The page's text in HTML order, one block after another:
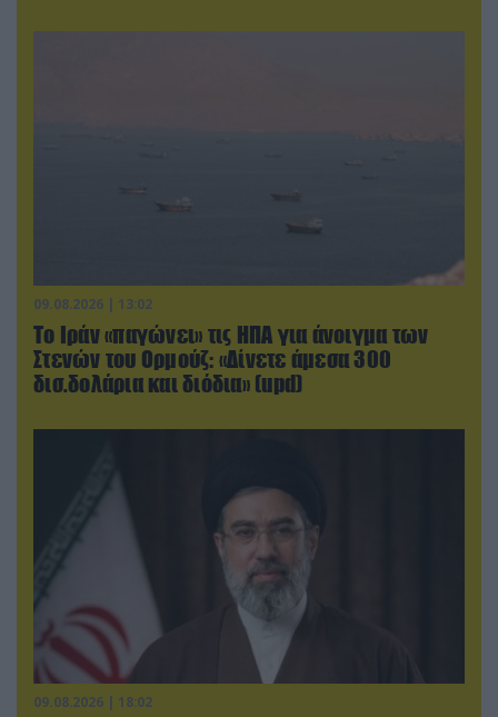
09.08.2026 | 13:02
Το Ιράν «παγώνει» τις ΗΠΑ για άνοιγμα των
Στενών του Ορμούζ: «Δίνετε άμεσα 300
δισ.δολάρια και διόδια» (upd)
09.08.2026 | 18:02